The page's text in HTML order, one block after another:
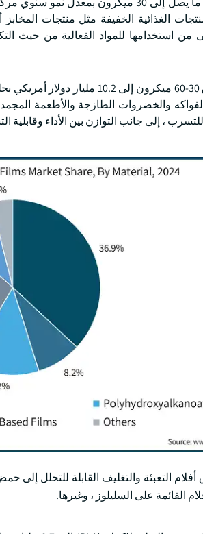
الغذائية الخفيفة مثل منتجات
من استخدامها للمواد الفعالية من حيث
والخضروات الطازجة والأطعمة
، إلى جانب التوازن بين الأداء وقابلية
القائمة على السليلوز ، وغيرها.